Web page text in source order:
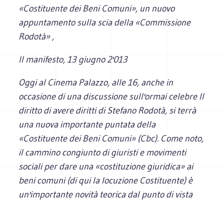
«Costituente dei Beni Comuni», un nuovo
appuntamento sulla scia della «Commissione
Rodotà» ,
Il manifesto,13 giugno 2'013
Oggi al Cinema Palazzo, alle 16, anche in
occasione di una discussione sull'ormai celebreIl
diritto di avere dirittidi Stefano Rodotà, si terrà
una nuova importante puntata della
«Costituente dei Beni Comuni» (Cbc). Come noto,
il cammino congiunto di giuristi e movimenti
sociali per dare una «costituzione giuridica» ai
beni comuni (di qui la locuzione Costituente) è
un'importante novità teorica dal punto di vista